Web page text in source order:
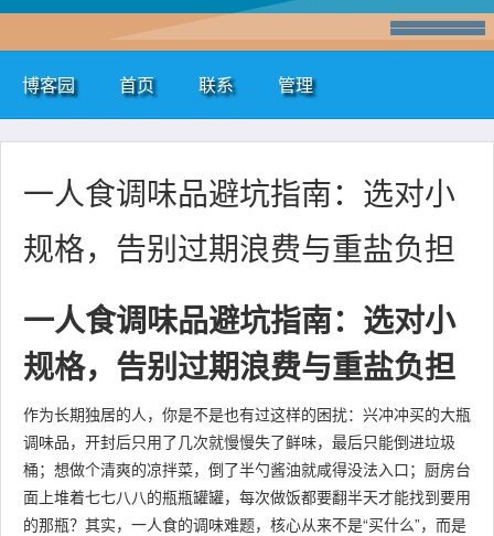
博客园 首页 联系 管理
一人食调味品避坑指南：选对小
规格，告别过期浪费与重盐负担
一人食调味品避坑指南：选对小
规格，告别过期浪费与重盐负担
作为长期独居的人，你是不是也有过这样的困扰：兴冲冲买的大瓶
调味品，开封后只用了几次就慢慢失了鲜味，最后只能倒进垃圾
桶；想做个清爽的凉拌菜，倒了半勺酱油就咸得没法入口；厨房台
面上堆着七七八八的瓶瓶罐罐，每次做饭都要翻半天才能找到要用
的那瓶？其实，一人食的调味难题，核心从来不是“买什么”，而是